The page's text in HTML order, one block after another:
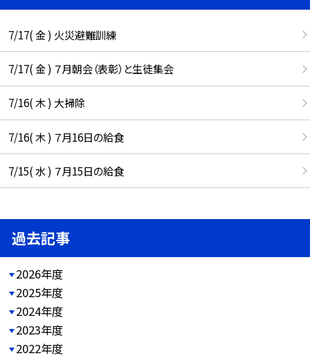
7/17( 金 ) 火災避難訓練
7/17( 金 ) ７月朝会（表彰）と生徒集会
7/16( 木 ) 大掃除
7/16( 木 ) ７月16日の給食
7/15( 水 ) ７月15日の給食
過去記事
2026年度
2025年度
2024年度
2023年度
2022年度